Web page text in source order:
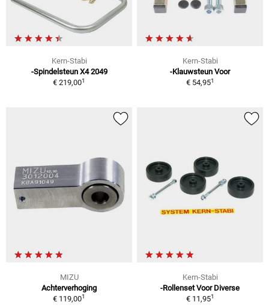
Kern-Stabi
-Spindelsteun X4 2049
€ 219,001
Kern-Stabi
-Klauwsteun Voor
€ 54,951
MIZU
Achterverhoging
€ 119,001
Kern-Stabi
-Rollenset Voor Diverse
€ 11,951